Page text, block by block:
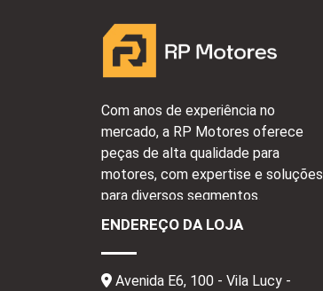
Com anos de experiência no
mercado, a RP Motores oferece
peças de alta qualidade para
motores, com expertise e soluções
para diversos segmentos.
ENDEREÇO DA LOJA
Avenida E6, 100 - Vila Lucy -